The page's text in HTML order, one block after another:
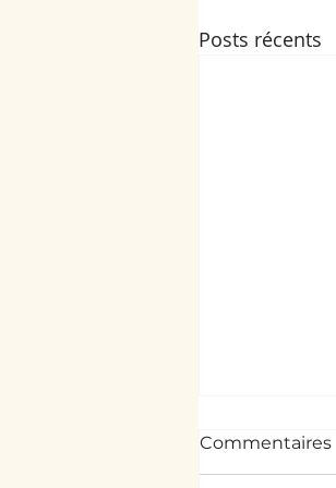
Posts récents
Commentaires